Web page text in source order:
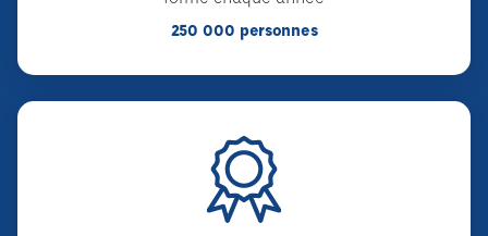
250 000 personnes